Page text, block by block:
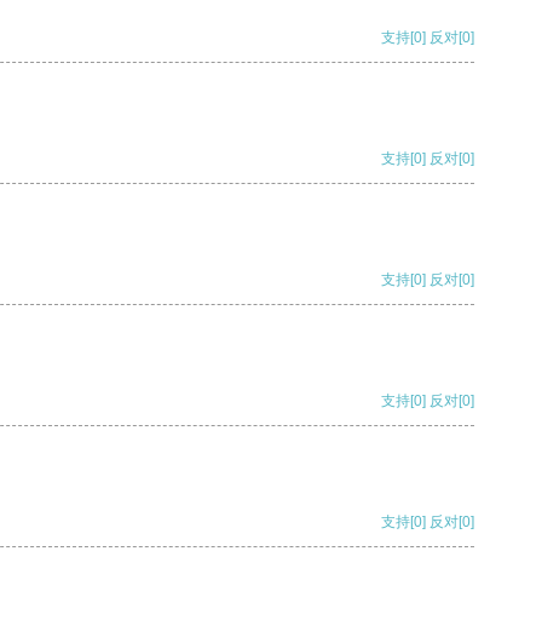
支持[0] 反对[0]
支持[0] 反对[0]
支持[0] 反对[0]
支持[0] 反对[0]
支持[0] 反对[0]